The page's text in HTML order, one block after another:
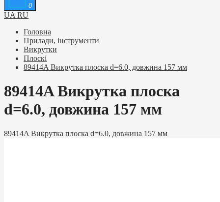
0
UA RU
Головна
Прилади, інструменти
Викрутки
Плоскі
89414A Викрутка плоска d=6.0, довжина 157 мм
89414A Викрутка плоска
d=6.0, довжина 157 мм
89414A Викрутка плоска d=6.0, довжина 157 мм